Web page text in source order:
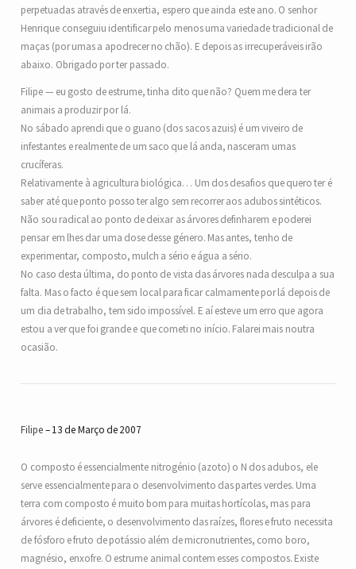
perpetuadas através de enxertia, espero que ainda este ano. O senhor
Henrique conseguiu identificar pelo menos uma variedade tradicional de
maças (por umas a apodrecer no chão). E depois as irrecuperáveis irão
abaixo. Obrigado por ter passado.
Filipe — eu gosto de estrume, tinha dito que não? Quem me dera ter
animais a produzir por lá.
No sábado aprendi que o guano (dos sacos azuis) é um viveiro de
infestantes e realmente de um saco que lá anda, nasceram umas
crucíferas.
Relativamente à agricultura biológica… Um dos desafios que quero ter é
saber até que ponto posso ter algo sem recorrer aos adubos sintéticos.
Não sou radical ao ponto de deixar as árvores definharem e poderei
pensar em lhes dar uma dose desse género. Mas antes, tenho de
experimentar, composto, mulch a sério e água a sério.
No caso desta última, do ponto de vista das árvores nada desculpa a sua
falta. Mas o facto é que sem local para ficar calmamente por lá depois de
um dia de trabalho, tem sido impossível. E aí esteve um erro que agora
estou a ver que foi grande e que cometi no início. Falarei mais noutra
ocasião.
Filipe 13 de Março de 2007
O composto é essencialmente nitrogénio (azoto) o N dos adubos, ele
serve essencialmente para o desenvolvimento das partes verdes. Uma
terra com composto é muito bom para muitas hortícolas, mas para
árvores é deficiente, o desenvolvimento das raízes, flores e fruto necessita
de fósforo e fruto de potássio além de micronutrientes, como boro,
magnésio, enxofre. O estrume animal contem esses compostos. Existe